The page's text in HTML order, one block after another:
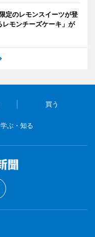
定のレモンスイーツが登
モンチーズケーキ」が
買う
学ぶ・知る